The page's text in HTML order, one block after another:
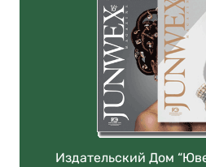
Издательский Дом